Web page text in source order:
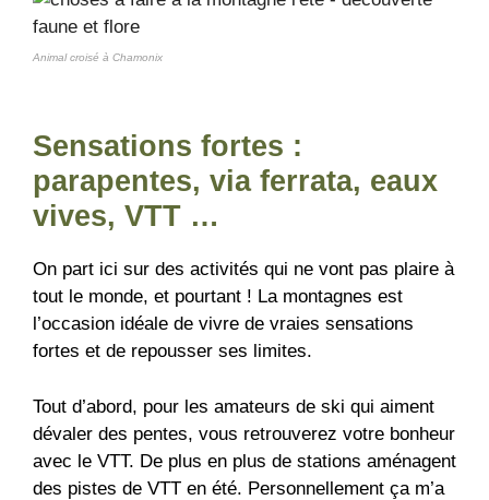
Animal croisé à Chamonix
Sensations fortes :
parapentes, via ferrata, eaux
vives, VTT …
On part ici sur des activités qui ne vont pas plaire à
tout le monde, et pourtant ! La montagnes est
l’occasion idéale de vivre de vraies sensations
fortes et de repousser ses limites.
Tout d’abord, pour les amateurs de ski qui aiment
dévaler des pentes, vous retrouverez votre bonheur
avec le VTT. De plus en plus de stations aménagent
des pistes de VTT en été. Personnellement ça m’a